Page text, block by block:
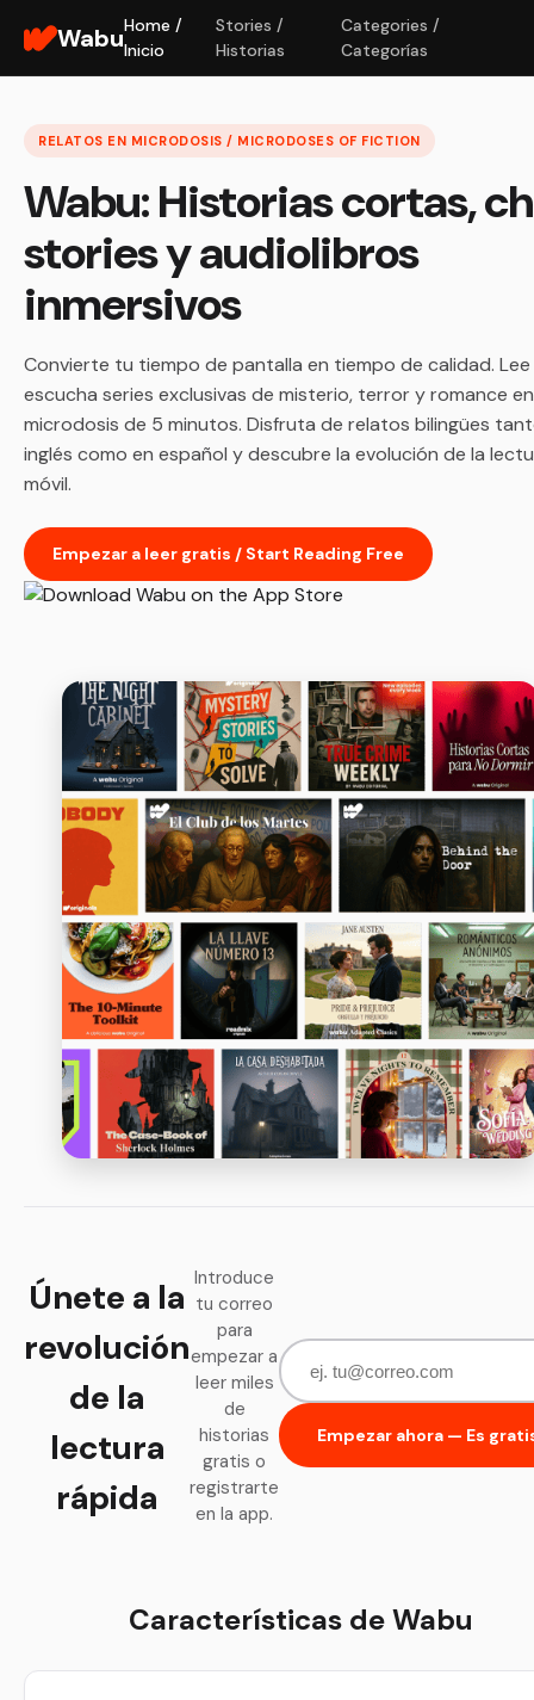
WabuHome /
Inicio
Stories /
Historias
Categories /
Categorías
RELATOS EN MICRODOSIS / MICRODOSES OF FICTION
Wabu: Historias cortas,
stories y audiolibros
inmersivos
Convierte tu tiempo de pantalla en tiempo de calidad.
escucha series exclusivas de misterio, terror y romance en
microdosis de 5 minutos. Disfruta de relatos bilingües
inglés como en español y descubre la evolución de la
móvil.
Empezar a leer gratis / Start Reading Free
Únete a la
revolución
de la
lectura
rápida
Introduce
tu correo
para
empezar a
leer miles
de
historias
gratis o
registrarte
en la app.
Empezar ahora — Es
Características de Wabu